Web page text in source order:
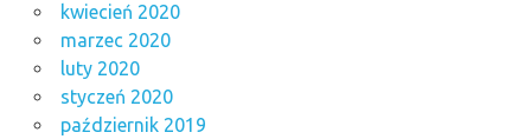
kwiecień 2020
marzec 2020
luty 2020
styczeń 2020
październik 2019